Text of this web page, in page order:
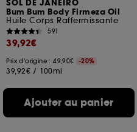
SOL DE JANEIRO
Bum Bum Body Firmeza Oil
Huile Corps Raffermissante
591
39,92€
Prix d'origine : 49,90€ -20%
39,92€ / 100ml
Ajouter au panier